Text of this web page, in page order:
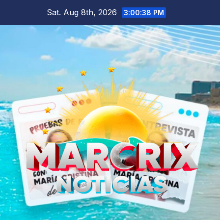
Sat. Aug 8th, 2026 3:00:40 PM